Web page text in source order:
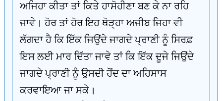
ਅਜਿਹਾ ਕੀਤਾ ਤਾਂ ਕਿਤੇ ਹਾਸੋਹੀਣਾ ਬਣ ਕੇ ਨਾ ਰਹਿ
ਜਾਵੇ। ਹੋਰ ਤਾਂ ਹੋਰ ਇਹ ਥੋੜ੍ਹਾ ਅਜੀਬ ਜਿਹਾ ਵੀ
ਲੱਗਦਾ ਹੈ ਕਿ ਇੱਕ ਜਿਉਂਦੇ ਜਾਗਦੇ ਪ੍ਰਾਣੀ ਨੂੰ ਸਿਰਫ਼
ਇਸ ਲਈ ਮਾਰ ਦਿੱਤਾ ਜਾਵੇ ਤਾਂ ਕਿ ਇੱਕ ਦੂਜੇ ਜਿਉਂਦੇ
ਜਾਗਦੇ ਪ੍ਰਾਣੀ ਨੂੰ ਉਸਦੀ ਹੋਂਦ ਦਾ ਅਹਿਸਾਸ
ਕਰਵਾਇਆ ਜਾ ਸਕੇ।